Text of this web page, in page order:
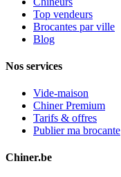
Top vendeurs
Brocantes par ville
Blog
Nos services
Vide-maison
Chiner Premium
Tarifs & offres
Publier ma brocante
Chiner.be